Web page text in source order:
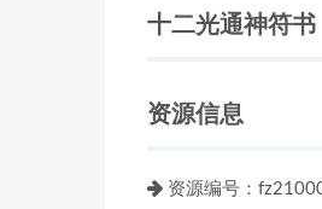
十二光通神符书
资源信息
资源编号：